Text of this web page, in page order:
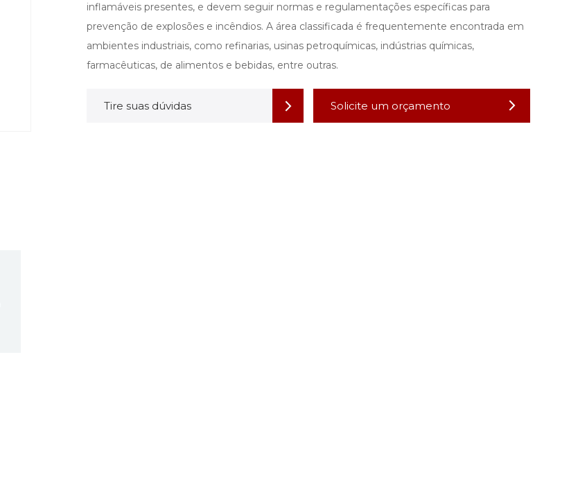
inflamáveis presentes, e devem seguir normas e regulamentações específicas para
prevenção de explosões e incêndios. A área classificada é frequentemente encontrada em
ambientes industriais, como refinarias, usinas petroquímicas, indústrias químicas,
farmacêuticas, de alimentos e bebidas, entre outras.
Tire suas dúvidas Solicite um orçamento